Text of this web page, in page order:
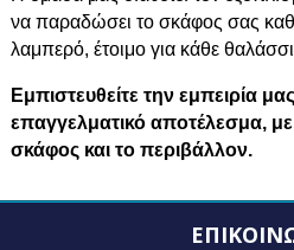
να παραδώσει το σκάφος σας
λαμπερό, έτοιμο για κάθε
Εμπιστευθείτε την εμπειρία
επαγγελματικό αποτέλεσμα,
σκάφος και το περιβάλλον.